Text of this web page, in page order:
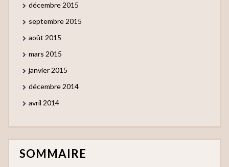
décembre 2015
septembre 2015
août 2015
mars 2015
janvier 2015
décembre 2014
avril 2014
SOMMAIRE